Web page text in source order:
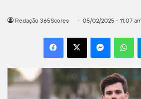
Redação 365Scores 05/02/2025 - 11:07
Facebook
X